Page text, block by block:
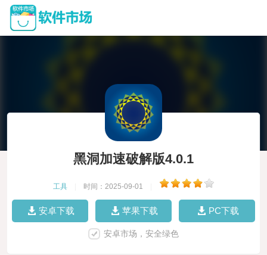
黑洞加速破解版4.0.1
工具 时间：2025-09-01
安卓下载 苹果下载 PC下载
安卓市场，安全绿色